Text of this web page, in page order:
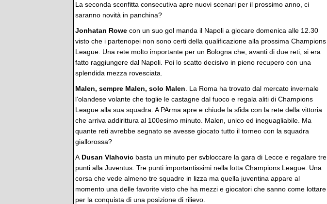
La seconda sconfitta consecutiva apre nuovi scenari per il prossimo anno, ci
saranno novità in panchina?
Jonhatan Rowe con un suo gol manda il Napoli a giocare domenica alle 12.30
visto che i partenopei non sono certi della qualificazione alla prossima Champions
League. Una rete molto importante per un Bologna che, avanti di due reti, si era
fatto raggiungere dal Napoli. Poi lo scatto decisivo in pieno recupero con una
splendida mezza rovesciata.
Malen, sempre Malen, solo Malen . La Roma ha trovato dal mercato invernale
l'olandese volante che toglie le castagne dal fuoco e regala aliti di Champions
League alla sua squadra. A PArma apre e chiude la sfida con la rete della vittoria
che arriva addirittura al 100esimo minuto. Malen, unico ed ineguagliabile. Ma
quante reti avrebbe segnato se avesse giocato tutto il torneo con la squadra
giallorossa?
A Dusan Vlahovic basta un minuto per svbloccare la gara di Lecce e regalare tre
punti alla Juventus. Tre punti importantissimi nella lotta Champions League. Una
corsa che vede almeno tre squadre in lizza ma quella juventina appare al
momento una delle favorite visto che ha mezzi e giocatori che sanno come lottare
per la conquista di una posizione di rilievo.